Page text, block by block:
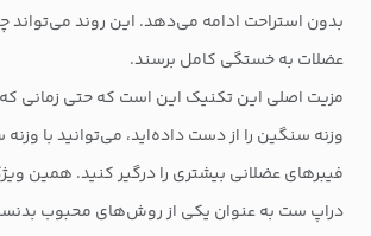
بدون استراحت ادامه می‌دهد. این روند می‌تواند
عضلات به خستگی کامل برسند.
مزیت اصلی این تکنیک این است که حتی زمانی که
وزنه سنگین را از دست داده‌اید، می‌توانید با
فیبرهای عضلانی بیشتری را درگیر کنید. همین
دراپ ست به عنوان یکی از روش‌های محبوب